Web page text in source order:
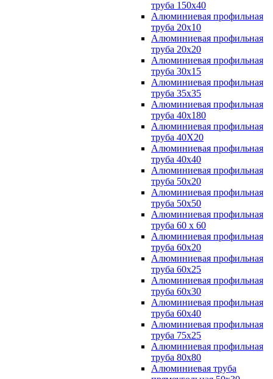
труба 150х40
Алюминиевая профильная
труба 20х10
Алюминиевая профильная
труба 20х20
Алюминиевая профильная
труба 30х15
Алюминиевая профильная
труба 35х35
Алюминиевая профильная
труба 40х180
Алюминиевая профильная
труба 40Х20
Алюминиевая профильная
труба 40х40
Алюминиевая профильная
труба 50х20
Алюминиевая профильная
труба 50х50
Алюминиевая профильная
труба 60 х 60
Алюминиевая профильная
труба 60х20
Алюминиевая профильная
труба 60х25
Алюминиевая профильная
труба 60х30
Алюминиевая профильная
труба 60х40
Алюминиевая профильная
труба 75х25
Алюминиевая профильная
труба 80х80
Алюминиевая труба